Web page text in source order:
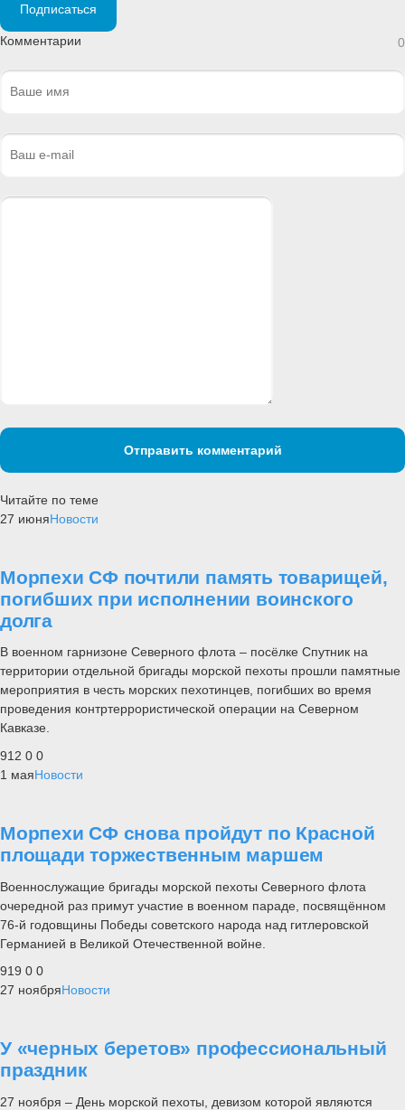
Подписаться
Комментарии 0
Отправить комментарий
Читайте по теме
27 июняНовости
Морпехи СФ почтили память товарищей,
погибших при исполнении воинского
долга
В военном гарнизоне Северного флота – посёлке Спутник на
территории отдельной бригады морской пехоты прошли памятные
мероприятия в честь морских пехотинцев, погибших во время
проведения контртеррористической операции на Северном
Кавказе.
912 0 0
1 маяНовости
Морпехи СФ снова пройдут по Красной
площади торжественным маршем
Военнослужащие бригады морской пехоты Северного флота
очередной раз примут участие в военном параде, посвящённом
76-й годовщины Победы советского народа над гитлеровской
Германией в Великой Отечественной войне.
919 0 0
27 ноябряНовости
У «черных беретов» профессиональный
праздник
27 ноября – День морской пехоты, девизом которой являются